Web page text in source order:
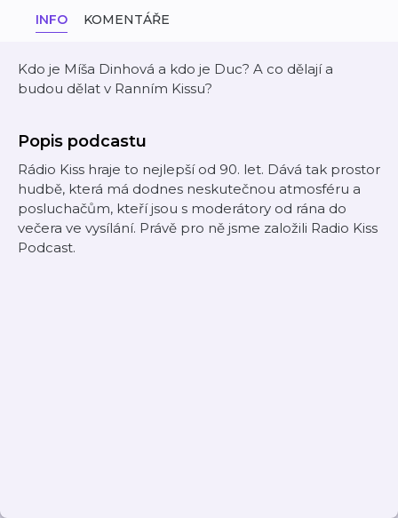
INFO KOMENTÁŘE
Kdo je Míša Dinhová a kdo je Duc? A co dělají a
budou dělat v Ranním Kissu?
Popis podcastu
Rádio Kiss hraje to nejlepší od 90. let. Dává tak prostor
hudbě, která má dodnes neskutečnou atmosféru a
posluchačům, kteří jsou s moderátory od rána do
večera ve vysílání. Právě pro ně jsme založili Radio Kiss
Podcast.